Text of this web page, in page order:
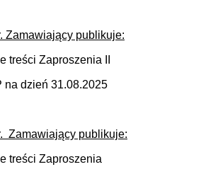
Zamawiający publikuje:
treści Zaproszenia II
na dzień 31.08.2025
Zamawiający publikuje:
treści Zaproszenia